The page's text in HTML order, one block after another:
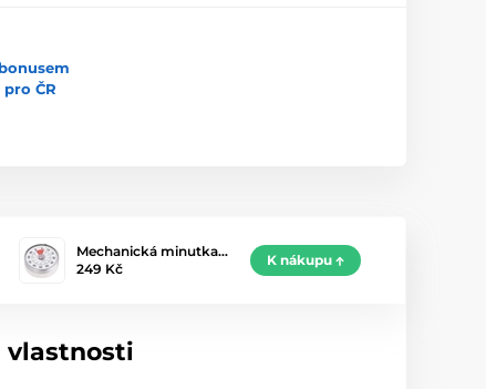
ČR
Mechanická minutka…
249 Kč
K nákupu
vlastnosti